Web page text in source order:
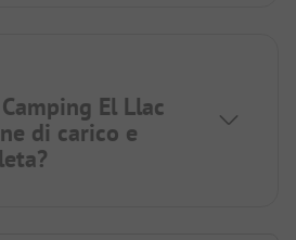
El Llac
di carico e